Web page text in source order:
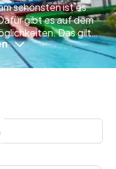
schönsten ist es
gibt es auf dem
Das gilt
eines der
du nächsten
Dann solltest du dich